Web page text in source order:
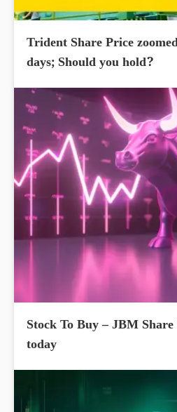
Trident Share Price
days; Should you hold?
Stock To Buy – JBM
today